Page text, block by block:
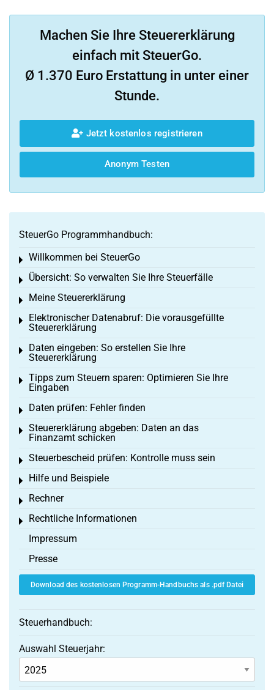
Machen Sie Ihre Steuererklärung
einfach mit SteuerGo.
Ø 1.370 Euro Erstattung in unter einer
Stunde.
Jetzt kostenlos registrieren
Anonym Testen
SteuerGo Programmhandbuch:
Willkommen bei SteuerGo
Toggle menu
Übersicht: So verwalten Sie Ihre Steuerfälle
Toggle menu
Meine Steuererklärung
Toggle menu
Elektronischer Datenabruf: Die vorausgefüllte
Steuererklärung
Toggle menu
Daten eingeben: So erstellen Sie Ihre
Steuererklärung
Toggle menu
Tipps zum Steuern sparen: Optimieren Sie Ihre
Eingaben
Toggle menu
Daten prüfen: Fehler finden
Toggle menu
Steuererklärung abgeben: Daten an das
Finanzamt schicken
Toggle menu
Steuerbescheid prüfen: Kontrolle muss sein
Toggle menu
Hilfe und Beispiele
Toggle menu
Rechner
Toggle menu
Rechtliche Informationen
Toggle menu
Impressum
Presse
Download des kostenlosen Programm-Handbuchs als .pdf Datei
Steuerhandbuch:
Auswahl Steuerjahr: